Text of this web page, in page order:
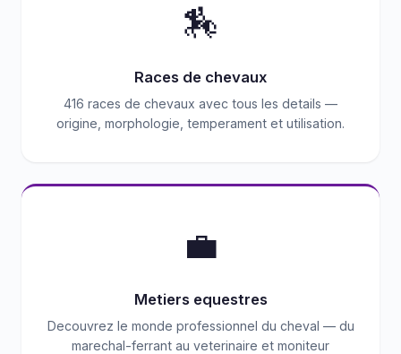
🏇
Races de chevaux
416 races de chevaux avec tous les details —
origine, morphologie, temperament et utilisation.
💼
Metiers equestres
Decouvrez le monde professionnel du cheval — du
marechal-ferrant au veterinaire et moniteur